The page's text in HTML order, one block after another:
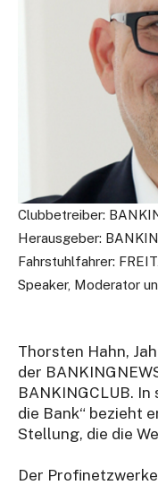
Clubbetreiber:
Herausgeber:
Fahrstuhlfahrer:
Speaker, Moderator
Thorsten Hahn,
der
BANKINGCLUB.
die Bank“ bezieht
Stellung, die die
Der